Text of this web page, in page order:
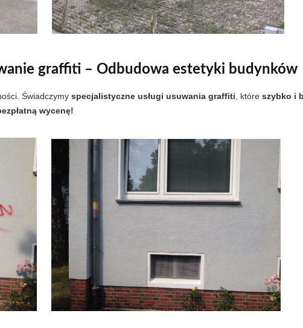
graffiti – Odbudowa estetyki budynków
Świadczymy specjalistyczne usługi usuwania graffiti , które szybko i
wycenę!